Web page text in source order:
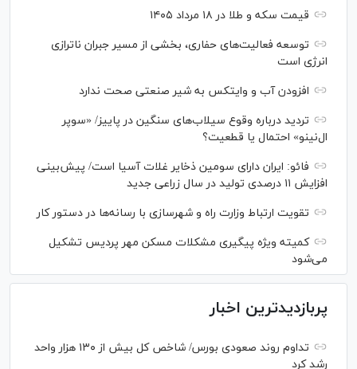
قیمت سکه و طلا در ۱۸ مرداد ۱۴۰۵
توسعه فعالیت‌های حفاری، بخشی از مسیر جبران ناترازی
انرژی است
افزودن آب و وایتکس به شیر صنعتی صحت ندارد
تردید درباره وقوع سیلاب‌های سنگین در پاییز/ «سوپر
ال‌نینو» احتمال یا قطعیت؟
فائو: ایران دارای سومین ذخایر غلات آسیا است/ پیش‌بینی
افزایش ۱۱ درصدی تولید در سال زراعی جدید
تقویت ارتباط وزارت راه و شهرسازی با رسانه‌ها در دستور کار
کمیته ویژه پیگیری مشکلات مسکن مهر پردیس تشکیل
می‌شود
پربازدیدترین اخبار
تداوم روند صعودی بورس/ شاخص کل بیش از ۱۳۰ هزار واحد
رشد کرد